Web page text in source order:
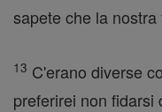
sapete che la
13 C'erano diverse
preferirei non fidarsi